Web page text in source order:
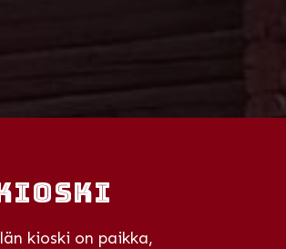
kioski on paikka,